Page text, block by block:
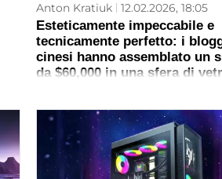
Anton Kratiuk 12.02.2026, 18:05
Esteticamente impeccabile e
tecnicamente perfetto: i
cinesi hanno assemblato un
da $60,000 in una sfera di